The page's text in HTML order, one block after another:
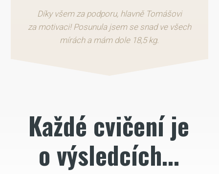
Díky všem za podporu, hlavně Tomášovi
za motivaci! Posunula jsem se snad ve všech
mírách a mám dole 18,5 kg.
Každé cvičení je
o výsledcích...